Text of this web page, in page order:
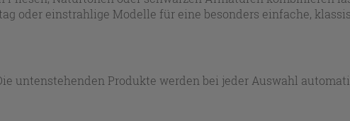
oder einstrahlige Modelle für eine besonders einfache,
untenstehenden Produkte werden bei jeder Auswahl